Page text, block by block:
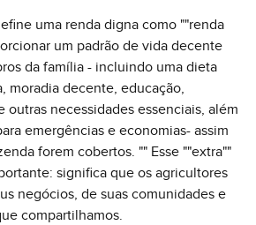
uma renda digna como ""renda
um padrão de vida decente
da família - incluindo uma dieta
moradia decente, educação,
outras necessidades essenciais, além
emergências e economias- assim
forem cobertos. "" Esse ""extra""
significa que os agricultores
negócios, de suas comunidades e
compartilhamos.